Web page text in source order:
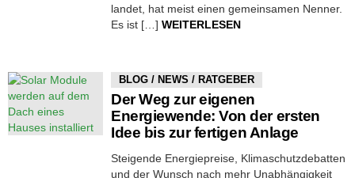
landet, hat meist einen gemeinsamen Nenner.
Es ist […] WEITERLESEN
BLOG / NEWS / RATGEBER
Der Weg zur eigenen
Energiewende: Von der ersten
Idee bis zur fertigen Anlage
Steigende Energiepreise, Klimaschutzdebatten
und der Wunsch nach mehr Unabhängigkeit